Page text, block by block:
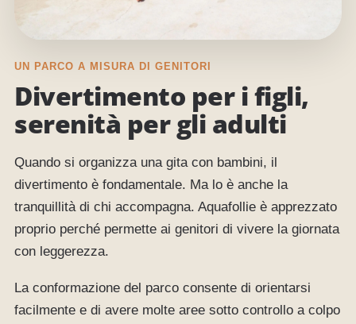
UN PARCO A MISURA DI GENITORI
Divertimento per i figli,
serenità per gli adulti
Quando si organizza una gita con bambini, il
divertimento è fondamentale. Ma lo è anche la
tranquillità di chi accompagna. Aquafollie è apprezzato
proprio perché permette ai genitori di vivere la giornata
con leggerezza.
La conformazione del parco consente di orientarsi
facilmente e di avere molte aree sotto controllo a colpo